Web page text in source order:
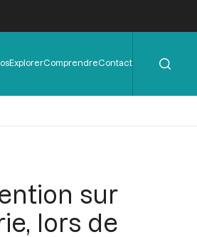
ExplorerComprendreContact
sur
lors de